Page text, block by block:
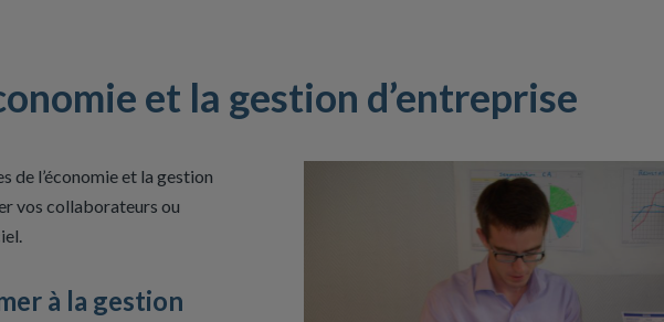
et la gestion d’entreprise
de l’économie et la gestion
vos collaborateurs ou
à la gestion